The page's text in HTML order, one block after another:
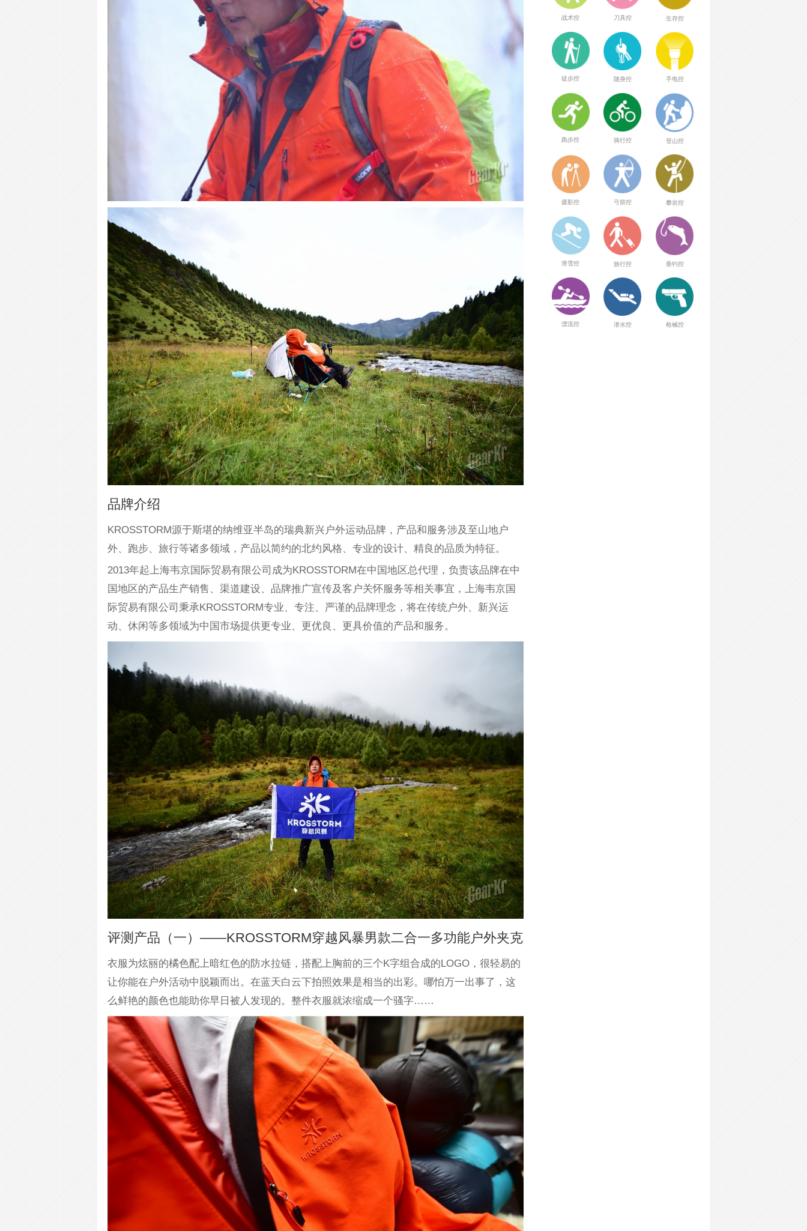
品牌介绍
KROSSTORM源于斯堪的纳维亚半岛的瑞典新兴户外运动品牌，产品和服务涉及至山地户
外、跑步、旅行等诸多领域，产品以简约的北约风格、专业的设计、精良的品质为特征。
2013年起上海韦京国际贸易有限公司成为KROSSTORM在中国地区总代理，负责该品牌在中
国地区的产品生产销售、渠道建设、品牌推广宣传及客户关怀服务等相关事宜，上海韦京国
际贸易有限公司秉承KROSSTORM专业、专注、严谨的品牌理念，将在传统户外、新兴运
动、休闲等多领域为中国市场提供更专业、更优良、更具价值的产品和服务。
评测产品（一）——KROSSTORM穿越风暴男款二合一多功能户外夹克
衣服为炫丽的橘色配上暗红色的防水拉链，搭配上胸前的三个K字组合成的LOGO，很轻易的
让你能在户外活动中脱颖而出。在蓝天白云下拍照效果是相当的出彩。哪怕万一出事了，这
么鲜艳的颜色也能助你早日被人发现的。整件衣服就浓缩成一个骚字……
战术控 刀具控 生存控
徒步控 随身控 手电控
跑步控 骑行控 登山控
摄影控 弓箭控 攀岩控
滑雪控 旅行控 垂钓控
漂流控 潜水控 枪械控